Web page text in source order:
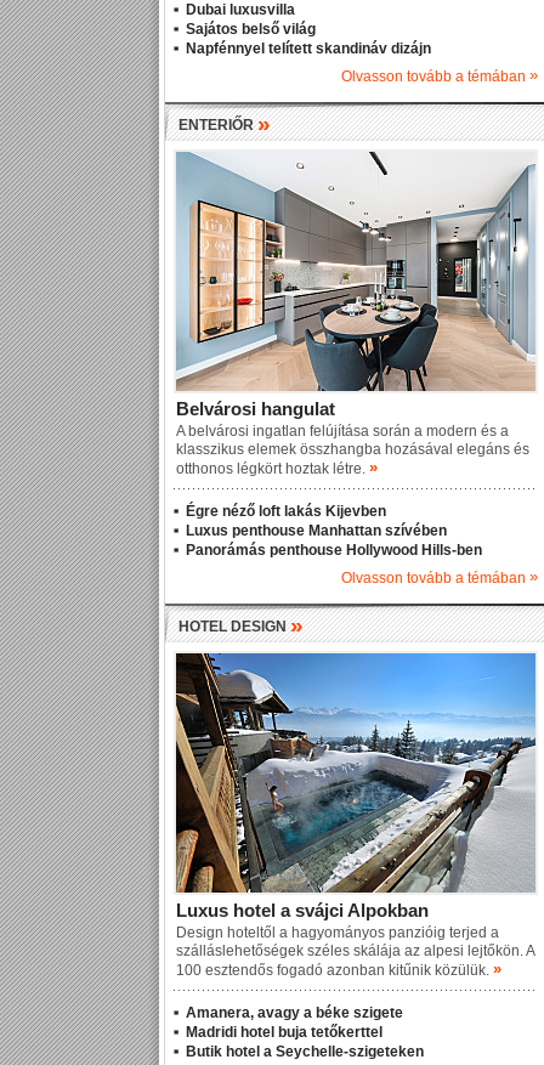
Dubai luxusvilla
Sajátos belső világ
Napfénnyel telített skandináv dizájn
Olvasson tovább a témában »
ENTERIŐR»
Belvárosi hangulat
A belvárosi ingatlan felújítása során a modern és a
klasszikus elemek összhangba hozásával elegáns és
otthonos légkört hoztak létre. »
Égre néző loft lakás Kijevben
Luxus penthouse Manhattan szívében
Panorámás penthouse Hollywood Hills-ben
Olvasson tovább a témában »
HOTEL DESIGN»
Luxus hotel a svájci Alpokban
Design hoteltől a hagyományos panzióig terjed a
szálláslehetőségek széles skálája az alpesi lejtőkön. A
100 esztendős fogadó azonban kitűnik közülük. »
Amanera, avagy a béke szigete
Madridi hotel buja tetőkerttel
Butik hotel a Seychelle-szigeteken